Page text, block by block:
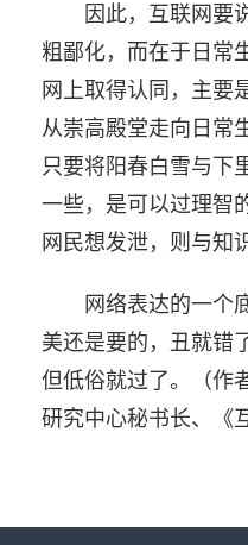
因此，互联网要说
粗鄙化，而在于日常
网上取得认同，主要
从崇高殿堂走向日常
只要将阳春白雪与下
一些，是可以过理智
网民想发泄，则与知
网络表达的一个底
美还是要的，丑就错
但低俗就过了。（作
研究中心秘书长、《